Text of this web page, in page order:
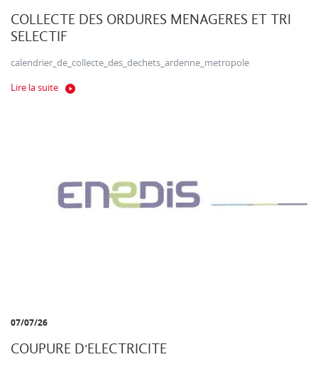
COLLECTE DES ORDURES MENAGERES ET TRI
SELECTIF
calendrier_de_collecte_des_dechets_ardenne_metropole
Lire la suite
07/07/26
COUPURE D'ELECTRICITE